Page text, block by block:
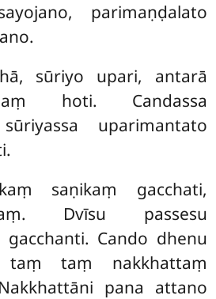
parimaṇḍalato
sūriyo upari, antarā
hoti. Candassa
uparimantato
saṇikaṃ gacchati,
Dvīsu passesu
gacchanti. Cando dhenu
taṃ taṃ nakkhattaṃ
pana attano